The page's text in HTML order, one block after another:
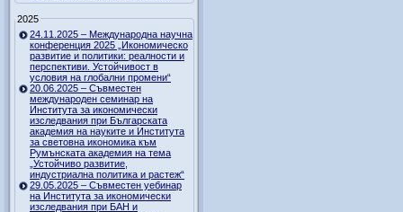
2025
24.11.2025 – Международна научна
конференция 2025 „Икономическо
развитие и политики: реалности и
перспективи. Устойчивост в
условия на глобални промени“
20.06.2025 – Съвместен
международен семинар на
Института за икономически
изследвания при Българската
академия на науките и Института
за световна икономика към
Румънската академия на тема
„Устойчиво развитие,
индустриална политика и растеж“
29.05.2025 – Съвместен уебинар
на Института за икономически
изследвания при БАН и